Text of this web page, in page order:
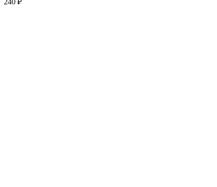
240 ₽